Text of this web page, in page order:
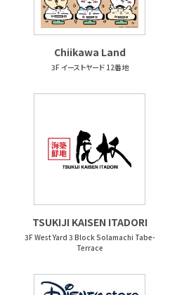
Chiikawa Land
3F イーストヤード 12番地
TSUKIJI KAISEN ITADORI
3F West Yard 3 Block Solamachi Tabe-
Terrace